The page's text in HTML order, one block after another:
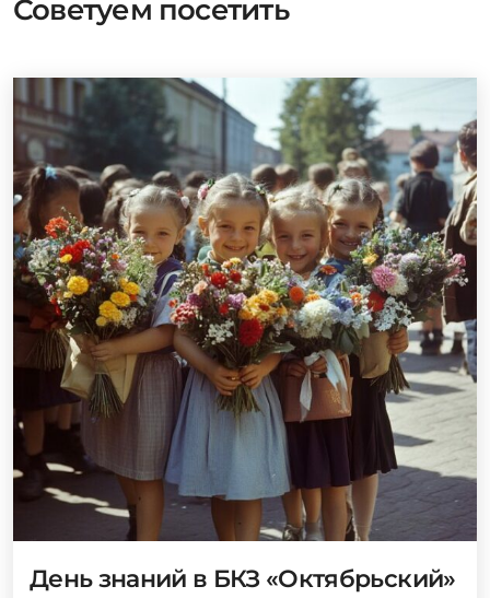
Советуем посетить
День знаний в БКЗ «Октябрьский»